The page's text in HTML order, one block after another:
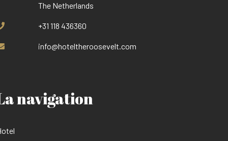
The Netherlands
+31 118 436360
info@hoteltheroosevelt.com
navigation